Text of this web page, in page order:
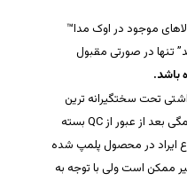
موجود در اوک مدا™
تنها در صورتی مقبول
باشد.
تحت سختگیرانه ترین
استانداردها تولید شده و همگی بعد از عبور از QC بسته
ایراد در محصول پلمپ شده
ممکن است ولی با توجه به